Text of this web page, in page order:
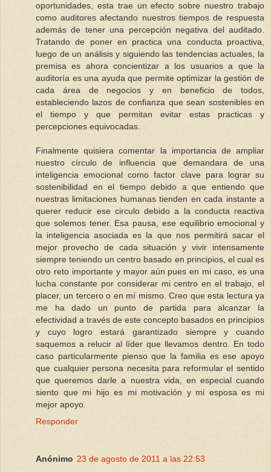
oportunidades, esta trae un efecto sobre nuestro trabajo
como auditores afectando nuestros tiempos de respuesta
además de tener una percepción negativa del auditado.
Tratando de poner en practica una conducta proactiva,
luego de un análisis y siguiendo las tendencias actuales, la
premisa es ahora concientizar a los usuarios a que la
auditoría es una ayuda que permite optimizar la gestión de
cada área de negocios y en beneficio de todos,
estableciendo lazos de confianza que sean sostenibles en
el tiempo y que permitan evitar estas practicas y
percepciones equivocadas.
Finalmente quisiera comentar la importancia de ampliar
nuestro círculo de influencia que demandara de una
inteligencia emocional como factor clave para lograr su
sostenibilidad en el tiempo debido a que entiendo que
nuestras limitaciones humanas tienden en cada instante a
querer reducir ese circulo debido a la conducta reactiva
que solemos tener. Esa pausa, ese equilibrio emocional y
la inteligencia asociada es la que nos permitirá sacar el
mejor provecho de cada situación y vivir intensamente
siempre teniendo un centro basado en principios, el cual es
otro reto importante y mayor aún pues en mi caso, es una
lucha constante por considerar mi centro en el trabajo, el
placer, un tercero o en mí mismo. Creo que esta lectura ya
me ha dado un punto de partida para alcanzar la
efectividad a través de este concepto basados en principios
y cuyo logro estará garantizado siempre y cuando
saquemos a relucir al líder que llevamos dentro. En todo
caso particularmente pienso que la familia es ese apoyo
que cualquier persona necesita para reformular el sentido
que queremos darle a nuestra vida, en especial cuando
siento que mi hijo es mi motivación y mi esposa es mi
mejor apoyo.
Responder
Anónimo 23 de agosto de 2011 a las 22:53